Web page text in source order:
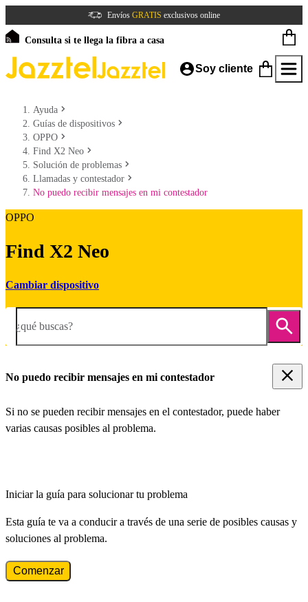
Envíos GRATIS exclusivos online
Consulta si te llega la fibra a casa
Soy cliente
Ayuda
Guías de dispositivos
OPPO
Find X2 Neo
Solución de problemas
Llamadas y contestador
No puedo recibir mensajes en mi contestador
OPPO
Find X2 Neo
Cambiar dispositivo
¿qué buscas?
No puedo recibir mensajes en mi contestador
Si no se pueden recibir mensajes en el contestador, puede haber
varias causas posibles al problema.
Iniciar la guía para solucionar tu problema
Esta guía te va a conducir a través de una serie de posibles causas y
soluciones al problema.
Comenzar